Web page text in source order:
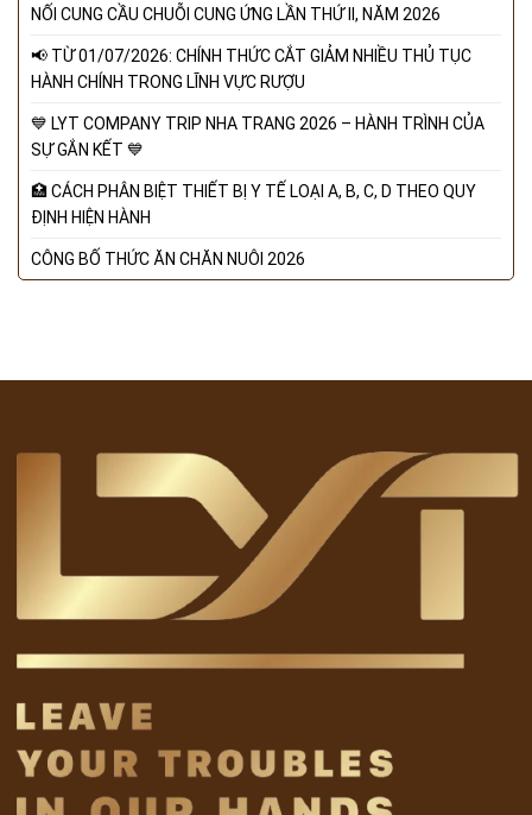
NỐI CUNG CẦU CHUỖI CUNG ỨNG LẦN THỨ II, NĂM 2026
📢 TỪ 01/07/2026: CHÍNH THỨC CẮT GIẢM NHIỀU THỦ TỤC
HÀNH CHÍNH TRONG LĨNH VỰC RƯỢU
💙 LYT COMPANY TRIP NHA TRANG 2026 – HÀNH TRÌNH CỦA
SỰ GẮN KẾT 💙
🏥 CÁCH PHÂN BIỆT THIẾT BỊ Y TẾ LOẠI A, B, C, D THEO QUY
ĐỊNH HIỆN HÀNH
CÔNG BỐ THỨC ĂN CHĂN NUÔI 2026